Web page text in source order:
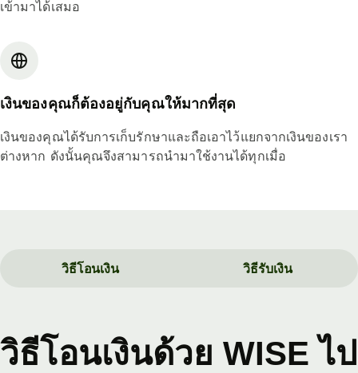
เข้ามาได้เสมอ
เงินของคุณก็ต้องอยู่กับคุณให้มากที่สุด
เงินของคุณได้รับการเก็บรักษาและถือเอาไว้แยกจากเงินของเรา
ต่างหาก ดังนั้นคุณจึงสามารถนำมาใช้งานได้ทุกเมื่อ
วิธีโอนเงิน วิธีรับเงิน
วิธีโอนเงินด้วย WISE ไป